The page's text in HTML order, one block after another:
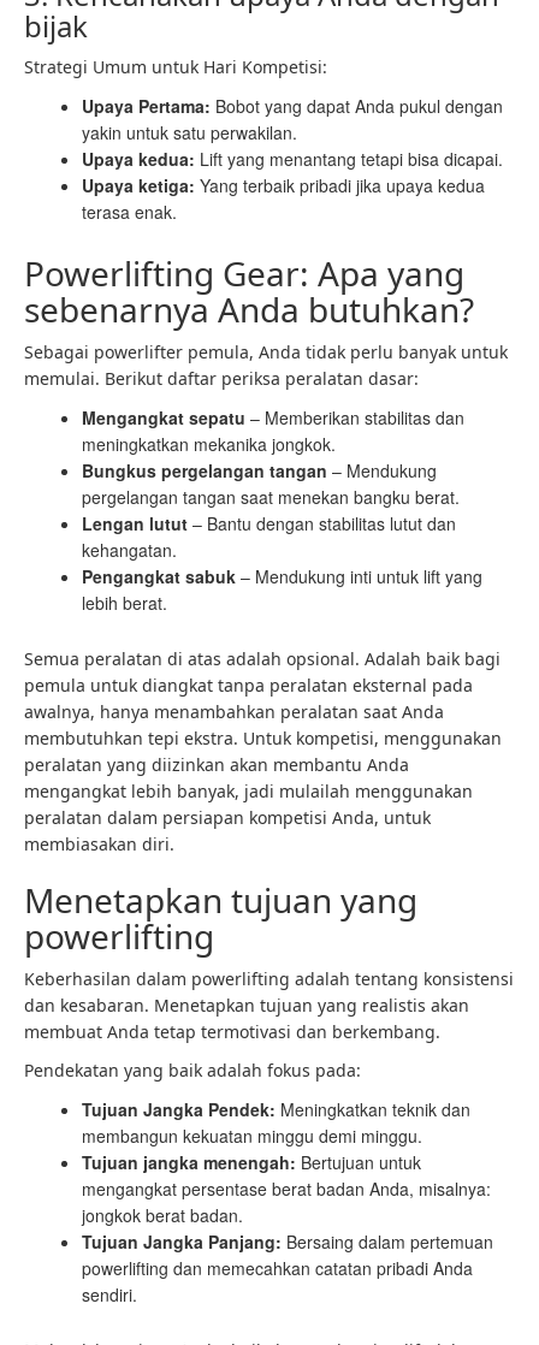
bijak
Strategi Umum untuk Hari Kompetisi:
Upaya Pertama: Bobot yang dapat Anda pukul dengan
yakin untuk satu perwakilan.
Upaya kedua: Lift yang menantang tetapi bisa dicapai.
Upaya ketiga: Yang terbaik pribadi jika upaya kedua
terasa enak.
Powerlifting Gear: Apa yang
sebenarnya Anda butuhkan?
Sebagai powerlifter pemula, Anda tidak perlu banyak untuk
memulai. Berikut daftar periksa peralatan dasar:
Mengangkat sepatu – Memberikan stabilitas dan
meningkatkan mekanika jongkok.
Bungkus pergelangan tangan – Mendukung
pergelangan tangan saat menekan bangku berat.
Lengan lutut – Bantu dengan stabilitas lutut dan
kehangatan.
Pengangkat sabuk – Mendukung inti untuk lift yang
lebih berat.
Semua peralatan di atas adalah opsional. Adalah baik bagi
pemula untuk diangkat tanpa peralatan eksternal pada
awalnya, hanya menambahkan peralatan saat Anda
membutuhkan tepi ekstra. Untuk kompetisi, menggunakan
peralatan yang diizinkan akan membantu Anda
mengangkat lebih banyak, jadi mulailah menggunakan
peralatan dalam persiapan kompetisi Anda, untuk
membiasakan diri.
Menetapkan tujuan yang
powerlifting
Keberhasilan dalam powerlifting adalah tentang konsistensi
dan kesabaran. Menetapkan tujuan yang realistis akan
membuat Anda tetap termotivasi dan berkembang.
Pendekatan yang baik adalah fokus pada:
Tujuan Jangka Pendek: Meningkatkan teknik dan
membangun kekuatan minggu demi minggu.
Tujuan jangka menengah: Bertujuan untuk
mengangkat persentase berat badan Anda, misalnya:
jongkok berat badan.
Tujuan Jangka Panjang: Bersaing dalam pertemuan
powerlifting dan memecahkan catatan pribadi Anda
sendiri.